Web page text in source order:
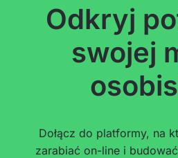
Odkryj
swojej
Dołącz do platformy, na
zarabiać on-line i